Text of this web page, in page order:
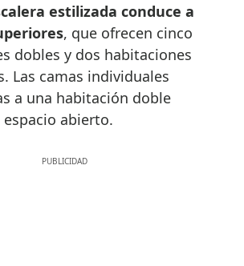
estilizada conduce a
, que ofrecen cinco
dobles y dos habitaciones
Las camas individuales
a una habitación doble
abierto.